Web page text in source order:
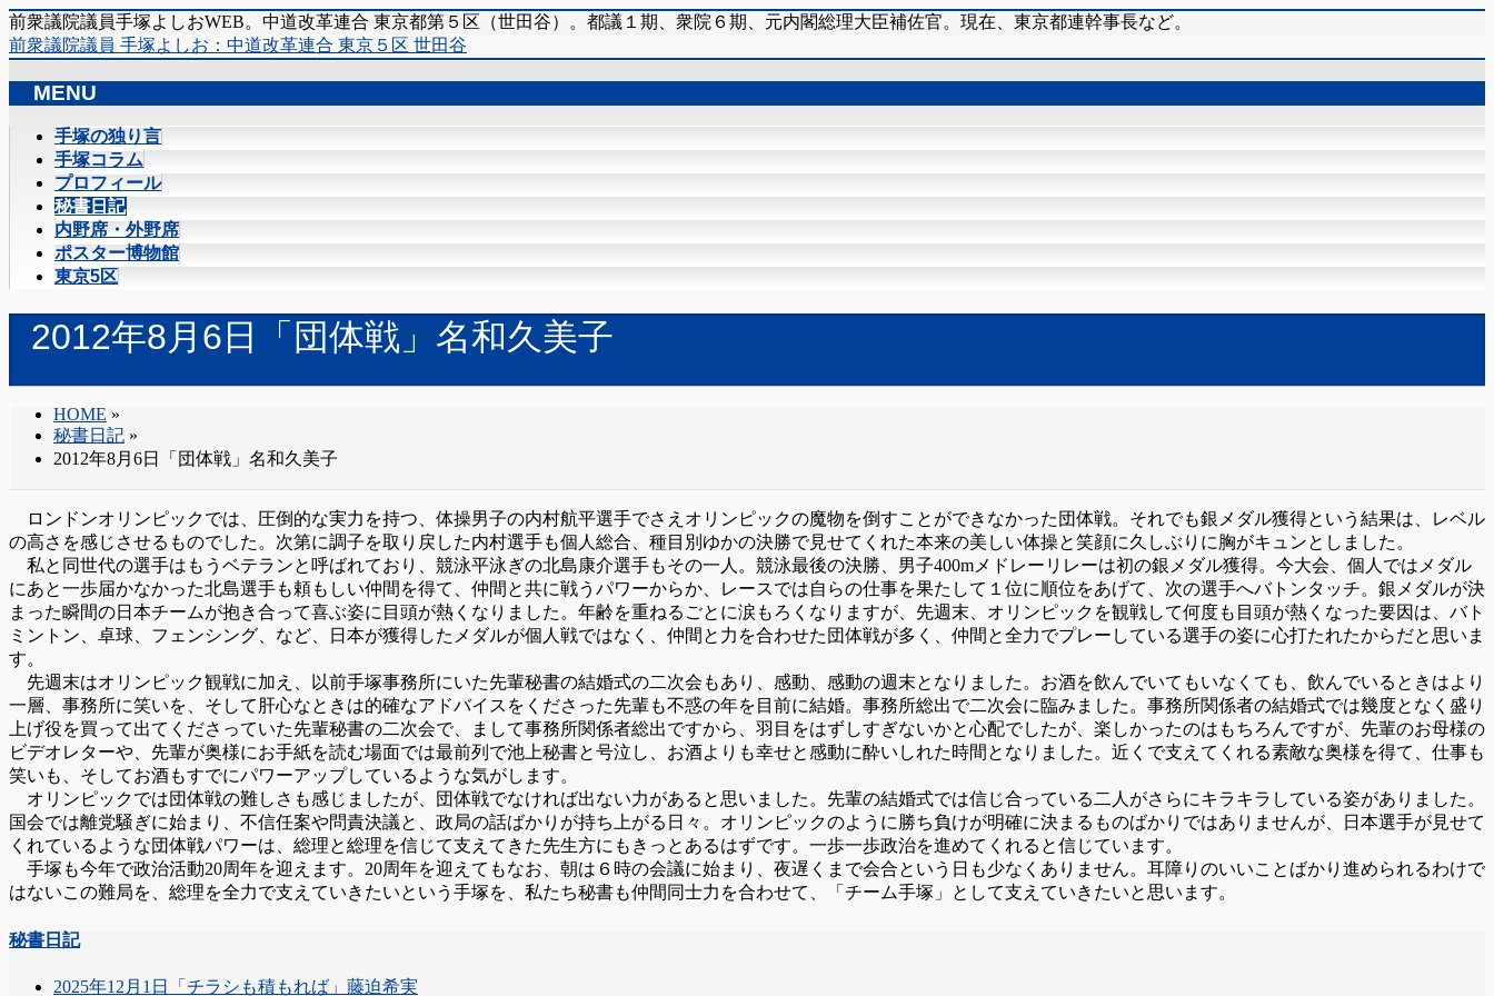
前衆議院議員手塚よしおWEB。中道改革連合 東京都第５区（世田谷）。都議１期、衆院６期、元内閣総理大臣補佐官。現在、東京都連幹事長など。
前衆議院議員 手塚よしお：中道改革連合 東京５区 世田谷
MENU
手塚の独り言
手塚コラム
プロフィール
秘書日記
内野席・外野席
ポスター博物館
東京5区
2012年8月6日「団体戦」名和久美子
HOME »
秘書日記 »
2012年8月6日「団体戦」名和久美子
ロンドンオリンピックでは、圧倒的な実力を持つ、体操男子の内村航平選手でさえオリンピックの魔物を倒すことができなかった団体戦。それでも銀メダル獲得という結果は、レベル
の高さを感じさせるものでした。次第に調子を取り戻した内村選手も個人総合、種目別ゆかの決勝で見せてくれた本来の美しい体操と笑顔に久しぶりに胸がキュンとしました。
私と同世代の選手はもうベテランと呼ばれており、競泳平泳ぎの北島康介選手もその一人。競泳最後の決勝、男子400mメドレーリレーは初の銀メダル獲得。今大会、個人ではメダル
にあと一歩届かなかった北島選手も頼もしい仲間を得て、仲間と共に戦うパワーからか、レースでは自らの仕事を果たして１位に順位をあげて、次の選手へバトンタッチ。銀メダルが決
まった瞬間の日本チームが抱き合って喜ぶ姿に目頭が熱くなりました。年齢を重ねるごとに涙もろくなりますが、先週末、オリンピックを観戦して何度も目頭が熱くなった要因は、バト
ミントン、卓球、フェンシング、など、日本が獲得したメダルが個人戦ではなく、仲間と力を合わせた団体戦が多く、仲間と全力でプレーしている選手の姿に心打たれたからだと思いま
す。
先週末はオリンピック観戦に加え、以前手塚事務所にいた先輩秘書の結婚式の二次会もあり、感動、感動の週末となりました。お酒を飲んでいてもいなくても、飲んでいるときはより
一層、事務所に笑いを、そして肝心なときは的確なアドバイスをくださった先輩も不惑の年を目前に結婚。事務所総出で二次会に臨みました。事務所関係者の結婚式では幾度となく盛り
上げ役を買って出てくださっていた先輩秘書の二次会で、まして事務所関係者総出ですから、羽目をはずしすぎないかと心配でしたが、楽しかったのはもちろんですが、先輩のお母様の
ビデオレターや、先輩が奥様にお手紙を読む場面では最前列で池上秘書と号泣し、お酒よりも幸せと感動に酔いしれた時間となりました。近くで支えてくれる素敵な奥様を得て、仕事も
笑いも、そしてお酒もすでにパワーアップしているような気がします。
オリンピックでは団体戦の難しさも感じましたが、団体戦でなければ出ない力があると思いました。先輩の結婚式では信じ合っている二人がさらにキラキラしている姿がありました。
国会では離党騒ぎに始まり、不信任案や問責決議と、政局の話ばかりが持ち上がる日々。オリンピックのように勝ち負けが明確に決まるものばかりではありませんが、日本選手が見せて
くれているような団体戦パワーは、総理と総理を信じて支えてきた先生方にもきっとあるはずです。一歩一歩政治を進めてくれると信じています。
手塚も今年で政治活動20周年を迎えます。20周年を迎えてもなお、朝は６時の会議に始まり、夜遅くまで会合という日も少なくありません。耳障りのいいことばかり進められるわけで
はないこの難局を、総理を全力で支えていきたいという手塚を、私たち秘書も仲間同士力を合わせて、「チーム手塚」として支えていきたいと思います。
秘書日記
2025年12月1日「チラシも積もれば」藤迫希実